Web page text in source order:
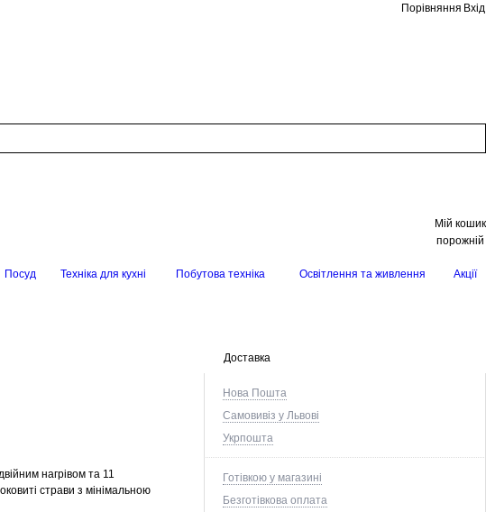
Порівняння Вхід
Мій кошик
порожній
Посуд Техніка для кухні Побутова техніка Освітлення та живлення Акції
Доставка
Нова Пошта
Самовивіз у Львові
Укрпошта
Готівкою у магазині
Безготівкова оплата
нагрівом та 11
страви з мінімальною